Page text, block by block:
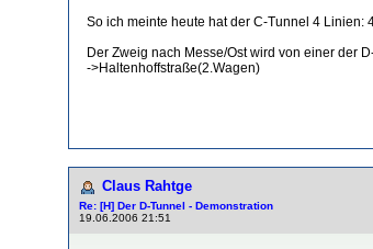
So ich meinte heute hat der C-Tunnel 4 Linien:
Der Zweig nach Messe/Ost wird von einer der
->Haltenhoffstraße(2.Wagen)
Claus Rahtge
Re: [H] Der D-Tunnel - Demonstration
19.06.2006 21:51